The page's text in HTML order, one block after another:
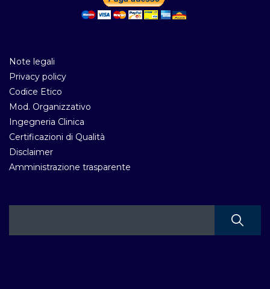
Note legali
Privacy policy
Codice Etico
Mod. Organizzativo
Ingegneria Clinica
Certificazioni di Qualità
Disclaimer
Amministrazione trasparente